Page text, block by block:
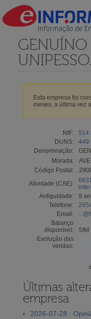
GENUÍNO
Esta empresa foi
meses, a última vez a
NIF:
DUNS:
Denominação:
Morada:
Código Postal:
Atividade (CAE):
Antiguidade:
9
Telefone:
Email:
Balanço
disponível:
SIM
Evolução das
vendas:
Últimas
empresa
2026-07-28 :